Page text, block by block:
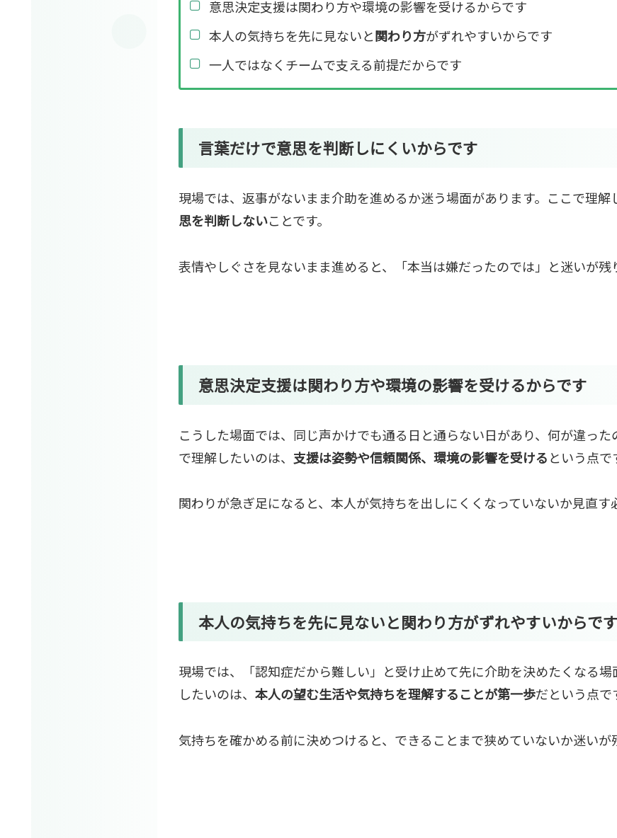
意思決定支援は関わり方や環境の影響を受けるからです
本人の気持ちを先に見ないと関わり方がずれやすいからです
一人ではなくチームで支える前提だからです
言葉だけで意思を判断しにくいからです
現場では、返事がないまま介助を進めるか迷う場面があります。ここで理解
思を判断しないことです。
表情やしぐさを見ないまま進めると、「本当は嫌だったのでは」と迷いが残
意思決定支援は関わり方や環境の影響を受けるからです
こうした場面では、同じ声かけでも通る日と通らない日があり、何が違った
で理解したいのは、 支援は姿勢や信頼関係、環境の影響を受けるという点で
関わりが急ぎ足になると、本人が気持ちを出しにくくなっていないか見直す
本人の気持ちを先に見ないと関わり方がずれやすいからです
現場では、「認知症だから難しい」と受け止めて先に介助を決めたくなる
したいのは、 本人の望む生活や気持ちを理解することが第一歩だという点で
気持ちを確かめる前に決めつけると、できることまで狭めていないか迷いが